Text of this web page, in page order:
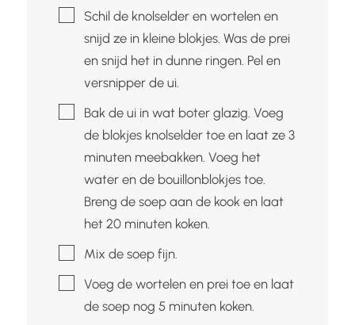
▢Schil de knolselder en wortelen en
snijd ze in kleine blokjes. Was de prei
en snijd het in dunne ringen. Pel en
versnipper de ui.
▢Bak de ui in wat boter glazig. Voeg
de blokjes knolselder toe en laat ze 3
minuten meebakken. Voeg het
water en de bouillonblokjes toe.
Breng de soep aan de kook en laat
het 20 minuten koken.
▢Mix de soep fijn.
▢Voeg de wortelen en prei toe en laat
de soep nog 5 minuten koken.